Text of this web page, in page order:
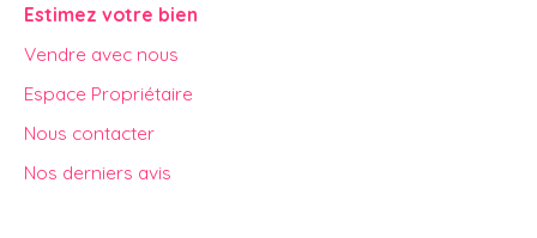
Estimez votre bien
Vendre avec nous
Espace Propriétaire
Nous contacter
Nos derniers avis